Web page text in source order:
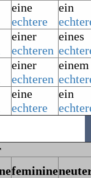
eine
echtere
ein
einer
echteren
eines
einer
echteren
einem
eine
echtere
ein
feminine